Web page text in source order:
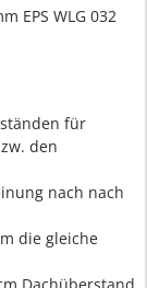
EPS WLG 032
für
den
nach nach
die gleiche